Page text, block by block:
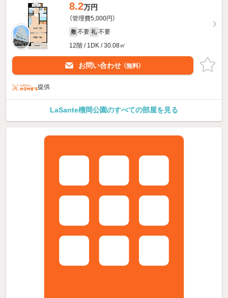
8.2万円
（管理費5,000円）
敷 不要 礼 不要
12階 / 1DK / 30.08㎡
お問い合わせ （無料）
提供
LaSante榴岡公園のすべての部屋を見る